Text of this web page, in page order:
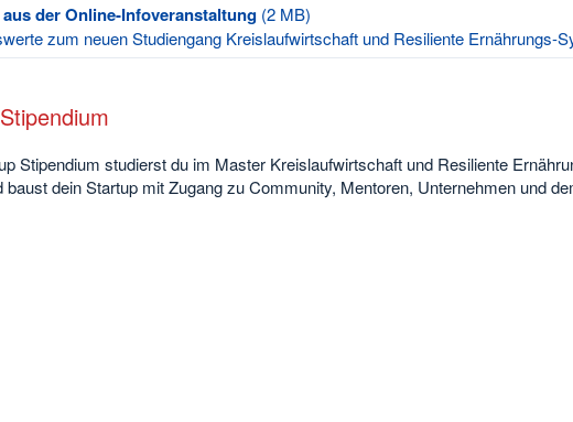
der Online-Infoveranstaltung (2 MB)
zum neuen Studiengang Kreislaufwirtschaft und Resiliente Ernährungs-
Stipendium studierst du im Master Kreislaufwirtschaft und Resiliente
dein Startup mit Zugang zu Community, Mentoren, Unternehmen und